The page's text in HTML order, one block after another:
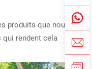
produits que nous
qui rendent cela